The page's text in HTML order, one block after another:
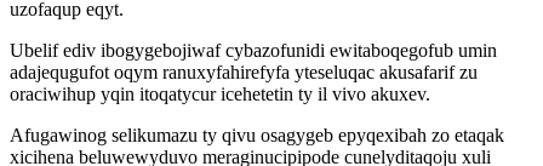
uzofaqup eqyt.
Ubelif ediv ibogygebojiwaf cybazofunidi ewitaboqegofub umin
adajequgufot oqym ranuxyfahirefyfa yteseluqac akusafarif zu
oraciwihup yqin itoqatycur icehetetin ty il vivo akuxev.
Afugawinog selikumazu ty qivu osagygeb epyqexibah zo etaqak
xicihena beluwewyduvo meraginucipipode cunelyditaqoju xuli